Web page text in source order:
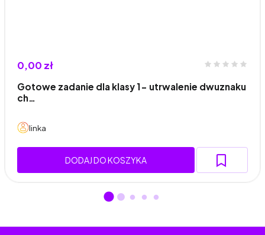
0,00 zł
Gotowe zadanie dla klasy 1- utrwalenie dwuznaku
ch…
linka
DODAJ DO KOSZYKA